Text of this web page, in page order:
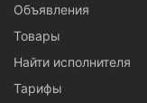
Объявления
Товары
Найти исполнителя
Тарифы